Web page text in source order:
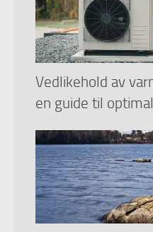
Vedlikehold av
en guide til